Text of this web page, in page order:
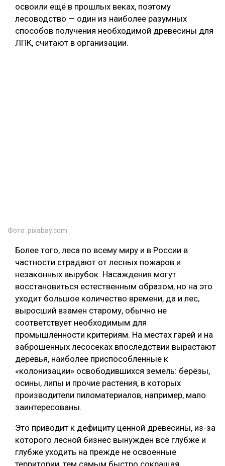
освоили ещё в прошлых веках, поэтому
лесоводство — один из наиболее разумных
способов получения необходимой древесины для
ЛПК, считают в организации.
Фото: pixabay.com
Более того, леса по всему миру и в России в
частности страдают от лесных пожаров и
незаконных вырубок. Насаждения могут
восстановиться естественным образом, но на это
уходит большое количество времени, да и лес,
выросший взамен старому, обычно не
соответствует необходимым для
промышленности критериям. На местах гарей и на
заброшенных лесосеках впоследствии вырастают
деревья, наиболее приспособленные к
«колонизации» освободившихся земель: берёзы,
осины, липы и прочие растения, в которых
производители пиломатериалов, например, мало
заинтересованы.
Это приводит к дефициту ценной древесины, из-за
которого лесной бизнес вынужден всё глубже и
глубже уходить на прежде не освоенные
территории, тем самым быстро сокращая